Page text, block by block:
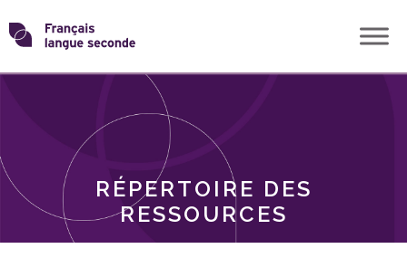
Skip
toTransformons
langue
RÉPERTOIRE DES
RESSOURCES
THÈMES